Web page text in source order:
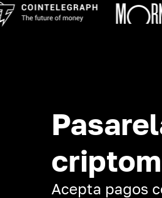
Acepta pagos